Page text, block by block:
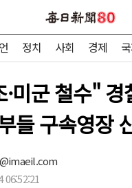
정치 사회 경제
미군 철수" 경
들 구속영장
06:52:21